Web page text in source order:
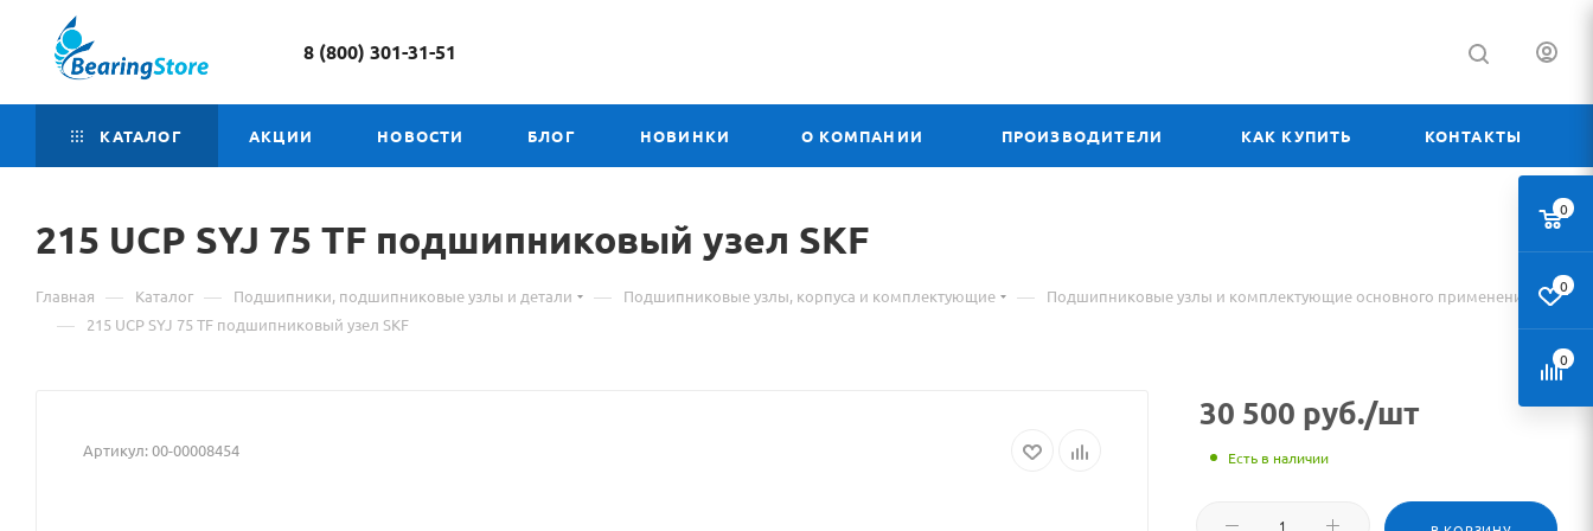
8 (800) 301-31-51
КАТАЛОГ АКЦИИ НОВОСТИ БЛОГ НОВИНКИ О КОМПАНИИ ПРОИЗВОДИТЕЛИ КАК КУПИТЬ КОНТАКТЫ
215 UCP SYJ 75 TF Материал
о
товаре
подшипниковый узел SKF
Главная — Каталог — Подшипники, подшипниковые узлы и детали — Подшипниковые узлы, корпуса и комплектующие — Подшипниковые узлы и комплектующие основного применения
— 215 UCP SYJ 75 TF подшипниковый узел SKF
Артикул:00-00008454
30 500 руб./шт
Есть в наличии
0
0
0